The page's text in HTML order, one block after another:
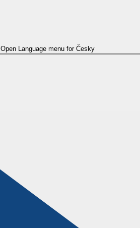
Open Language menu for Česky